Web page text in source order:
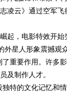
凌云》通过空军
起，电影特效开
星人形象震撼观
重要作用。许多
及制作人才。
特的文化记忆和